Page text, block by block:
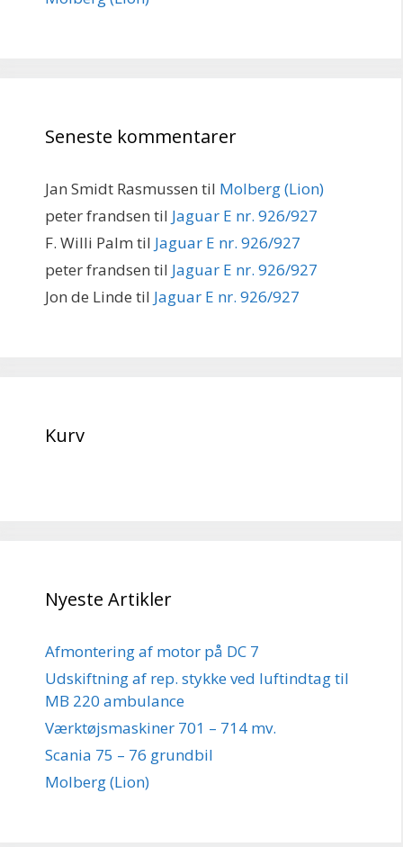
Seneste kommentarer
Jan Smidt Rasmussen til Molberg (Lion)
peter frandsen til Jaguar E nr. 926/927
F. Willi Palm til Jaguar E nr. 926/927
peter frandsen til Jaguar E nr. 926/927
Jon de Linde til Jaguar E nr. 926/927
Kurv
Nyeste Artikler
Afmontering af motor på DC 7
Udskiftning af rep. stykke ved luftindtag til
MB 220 ambulance
Værktøjsmaskiner 701 – 714 mv.
Scania 75 – 76 grundbil
Molberg (Lion)